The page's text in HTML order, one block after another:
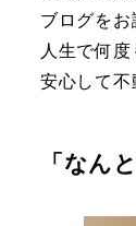
ブログをお
人生で何
安心して
「なん